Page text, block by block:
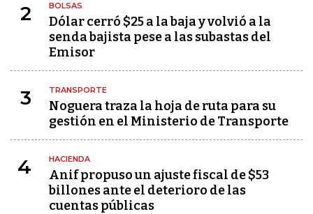
2 BOLSAS
Dólar cerró $25 a la baja y volvió a la
senda bajista pese a las subastas del
Emisor
3 TRANSPORTE
Noguera traza la hoja de ruta para su
gestión en el Ministerio de Transporte
4 HACIENDA
Anif propuso un ajuste fiscal de $53
billones ante el deterioro de las
cuentas públicas